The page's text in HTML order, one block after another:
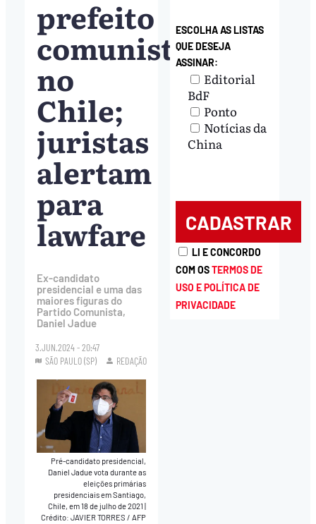
prefeito
comunista
no
Chile;
juristas
alertam
para
lawfare
Ex-candidato
presidencial e uma das
maiores figuras do
Partido Comunista,
Daniel Jadue
3.JUN.2024 - 20:47
SÃO PAULO (SP)
REDAÇÃO
Pré-candidato presidencial,
Daniel Jadue vota durante as
eleições primárias
presidenciais em Santiago,
Chile, em 18 de julho de 2021|
Crédito: JAVIER TORRES / AFP
ESCOLHA AS LISTAS
QUE DESEJA
ASSINAR:
Editorial
BdF
Ponto
Notícias da
China
LI E CONCORDO
COM OSTERMOS DE
USO E POLÍTICA DE
PRIVACIDADE